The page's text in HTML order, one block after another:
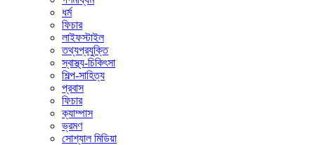
ধর্ম
ফিচার
লাইফস্টাইল
তথ্যপ্রযুক্তি
স্বাস্থ্য-চিকিৎসা
শিল্প-সাহিত্য
প্রবাস
ফিচার
ক্যাম্পাস
ভ্রমণ
সোশ্যাল মিডিয়া